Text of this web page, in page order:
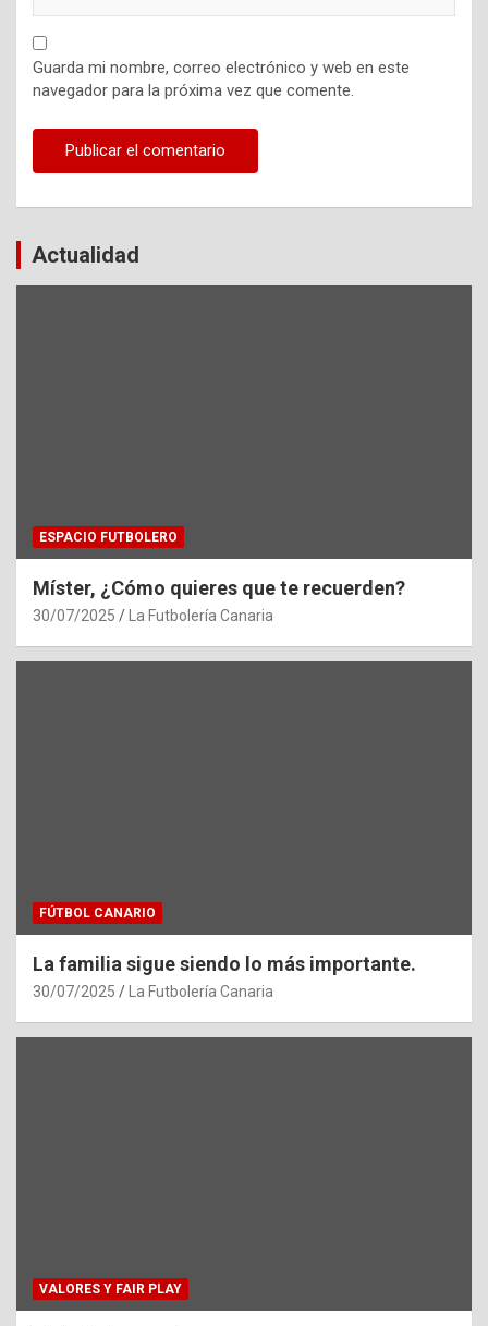
Guarda mi nombre, correo electrónico y web en este
navegador para la próxima vez que comente.
Actualidad
ESPACIO FUTBOLERO
Míster, ¿Cómo quieres que te recuerden?
30/07/2025 La Futbolería Canaria
FÚTBOL CANARIO
La familia sigue siendo lo más importante.
30/07/2025 La Futbolería Canaria
VALORES Y FAIR PLAY